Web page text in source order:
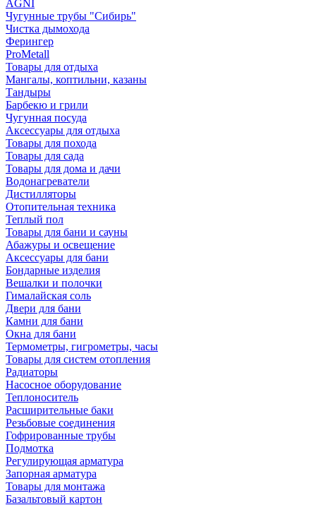
AGNI
Чугунные трубы "Сибирь"
Чистка дымохода
Ферингер
ProMetall
Товары для отдыха
Мангалы, коптильни, казаны
Тандыры
Барбекю и грили
Чугунная посуда
Аксессуары для отдыха
Товары для похода
Товары для сада
Товары для дома и дачи
Водонагреватели
Дистилляторы
Отопительная техника
Теплый пол
Товары для бани и сауны
Абажуры и освещение
Аксессуары для бани
Бондарные изделия
Вешалки и полочки
Гималайская соль
Двери для бани
Камни для бани
Окна для бани
Термометры, гигрометры, часы
Товары для систем отопления
Радиаторы
Насосное оборудование
Теплоноситель
Расширительные баки
Резьбовые соединения
Гофрированные трубы
Подмотка
Регулирующая арматура
Запорная арматура
Товары для монтажа
Базальтовый картон